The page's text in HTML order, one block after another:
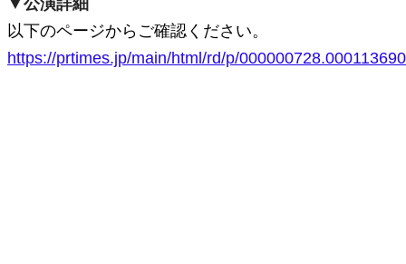
以下のページからご確認ください。
https://prtimes.jp/main/html/rd/p/